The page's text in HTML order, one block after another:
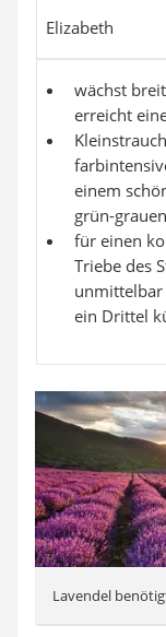
Elizabeth
wächst
erreicht
einem
grün-
für einen
Triebe des
unmittelbar
ein Drittel
Lavendel